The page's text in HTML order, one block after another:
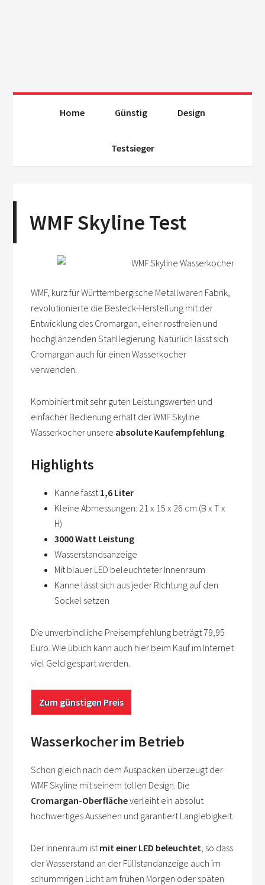
Home Günstig Design
Testsieger
WMF Skyline Test
WMF, kurz für Württembergische Metallwaren Fabrik,
revolutionierte die Besteck-Herstellung mit der
Entwicklung des Cromargan, einer rostfreien und
hochglänzenden Stahllegierung. Natürlich lässt sich
Cromargan auch für einen Wasserkocher
verwenden.
Kombiniert mit sehr guten Leistungswerten und
einfacher Bedienung erhält der WMF Skyline
Wasserkocher unsere absolute Kaufempfehlung.
Highlights
Kanne fasst1,6 Liter
Kleine Abmessungen: 21 x 15 x 26 cm (B x T x
H)
3000 Watt Leistung
Wasserstandsanzeige
Mit blauer LED beleuchteter Innenraum
Kanne lässt sich aus jeder Richtung auf den
Sockel setzen
Die unverbindliche Preisempfehlung beträgt 79,95
Euro. Wie üblich kann auch hier beim Kauf im Internet
viel Geld gespart werden.
Zum günstigen Preis
Wasserkocher im Betrieb
Schon gleich nach dem Auspacken überzeugt der
WMF Skyline mit seinem tollen Design. Die
Cromargan-Oberflächeverleiht ein absolut
hochwertiges Aussehen und garantiert Langlebigkeit.
Der Innenraum istmit einer LED beleuchtet, so dass
der Wasserstand an der Füllstandanzeige auch im
schummrigen Licht am frühen Morgen oder späten